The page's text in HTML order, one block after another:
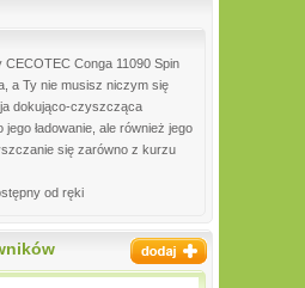
CECOTEC Conga 11090 Spin
a Ty nie musisz niczym się
dokująco-czyszcząca
jego ładowanie, ale również jego
się zarówno z kurzu
od ręki